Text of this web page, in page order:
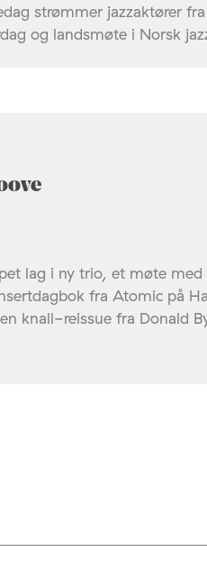
strømmer jazzaktører
og landsmøte i Norsk
lag i ny trio, et møte med
fra Atomic på
knall-reissue fra Donald